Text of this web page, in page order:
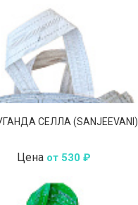
СЕЛЛА (SANJEEVANI)
Цена от 530 ₽